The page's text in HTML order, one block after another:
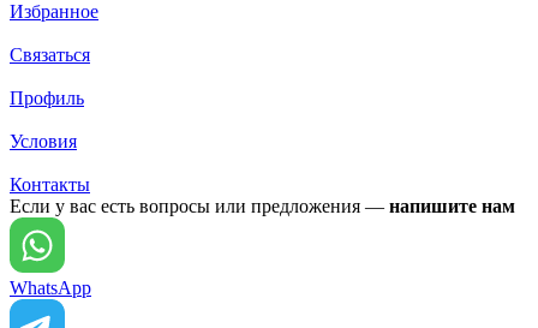
Избранное
Связаться
Профиль
Условия
Контакты
Если у вас есть вопросы или предложения — напишите нам
WhatsApp